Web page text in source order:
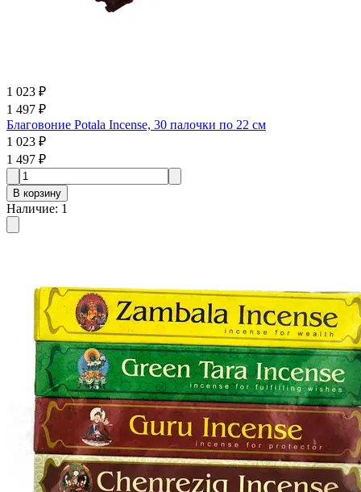
1 023 ₽
1 497 ₽
Благовоние Potala Incense, 30 палочки по 22 см
1 023 ₽
1 497 ₽
В корзину
Наличие: 1